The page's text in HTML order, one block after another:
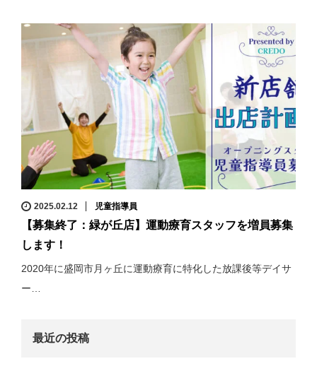
2025.02.12 児童指導員
【募集終了：緑が丘店】運動療育スタッフを増員募集
します！
2020年に盛岡市月ヶ丘に運動療育に特化した放課後等デイサ
ー…
最近の投稿